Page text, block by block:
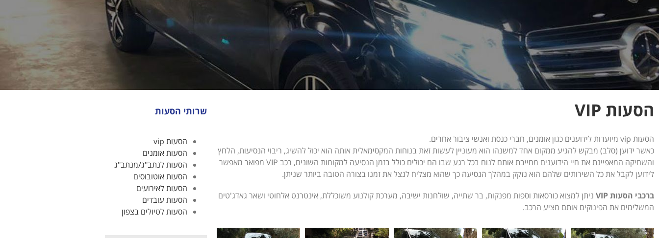
הסעות VIP
הסעות vip מיועדות לידוענים כגון אומנים, חברי כנסת ואנשי ציבור אחרים.
כאשר ידוען (סלב) מבקש להגיע ממקום אחד למשנהו הוא מעוניין לעשות זאת בנוחות המקסימאלית אותה הוא יכול להשיג, ריבוי הנסיעות, הלחץ
והשחיקה המאפיינת את חיי הידוענים מחייבת אותם לנוח בכל רגע שבו הם יכולים כולל בזמן הנסיעה למקומות השונים, רכב VIP מפואר מאפשר
לידוען לקבל את כל השירותים שלהם הוא נזקק במהלך הנסיעה כך שהוא מצליח לנצל את זמנו בצורה הטובה ביותר שניתן.
ברכבי הסעות VIP
ניתן למצוא כורסאות וספות מפנקות, בר שתייה, שולחנות ישיבה, מערכת קולנוע משוכללת, אינטרנט אלחוטי ושאר גאדג'טים
המשלימים את הפינוקים אותם מציע הרכב.
שרותי הסעות
הסעות vip
הסעות אומנים
הסעות לנתב"ג/מנתב"ג
הסעות אוטובוסים
הסעות לאירועים
הסעות עובדים
הסעות לטיולים בצפון